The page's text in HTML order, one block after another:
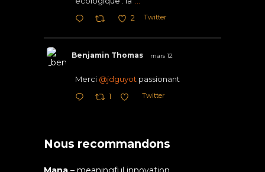
2 Twitter
Benjamin Thomas mars 12
Merci @jdguyot passionant
1 Twitter
Nous recommandons